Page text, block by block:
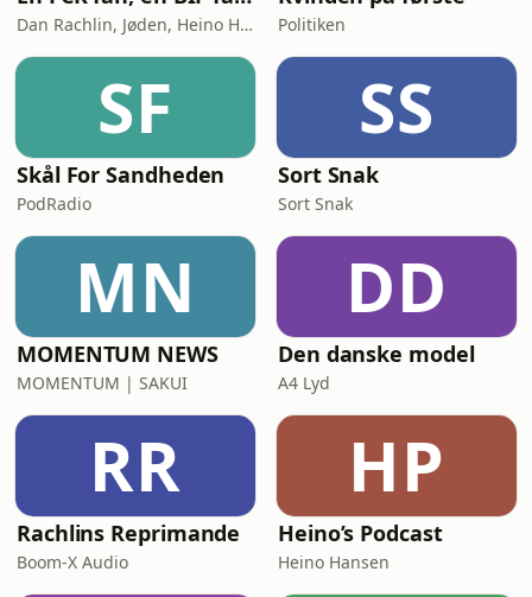
Dan Rachlin, Jøden, Heino Hansen Politiken
SF
Skål For Sandheden
PodRadio
SS
Sort Snak
Sort Snak
MN
MOMENTUM NEWS
MOMENTUM | SAKUI
DD
Den danske model
A4 Lyd
RR
Rachlins Reprimande
Boom-X Audio
HP
Heino’s Podcast
Heino Hansen